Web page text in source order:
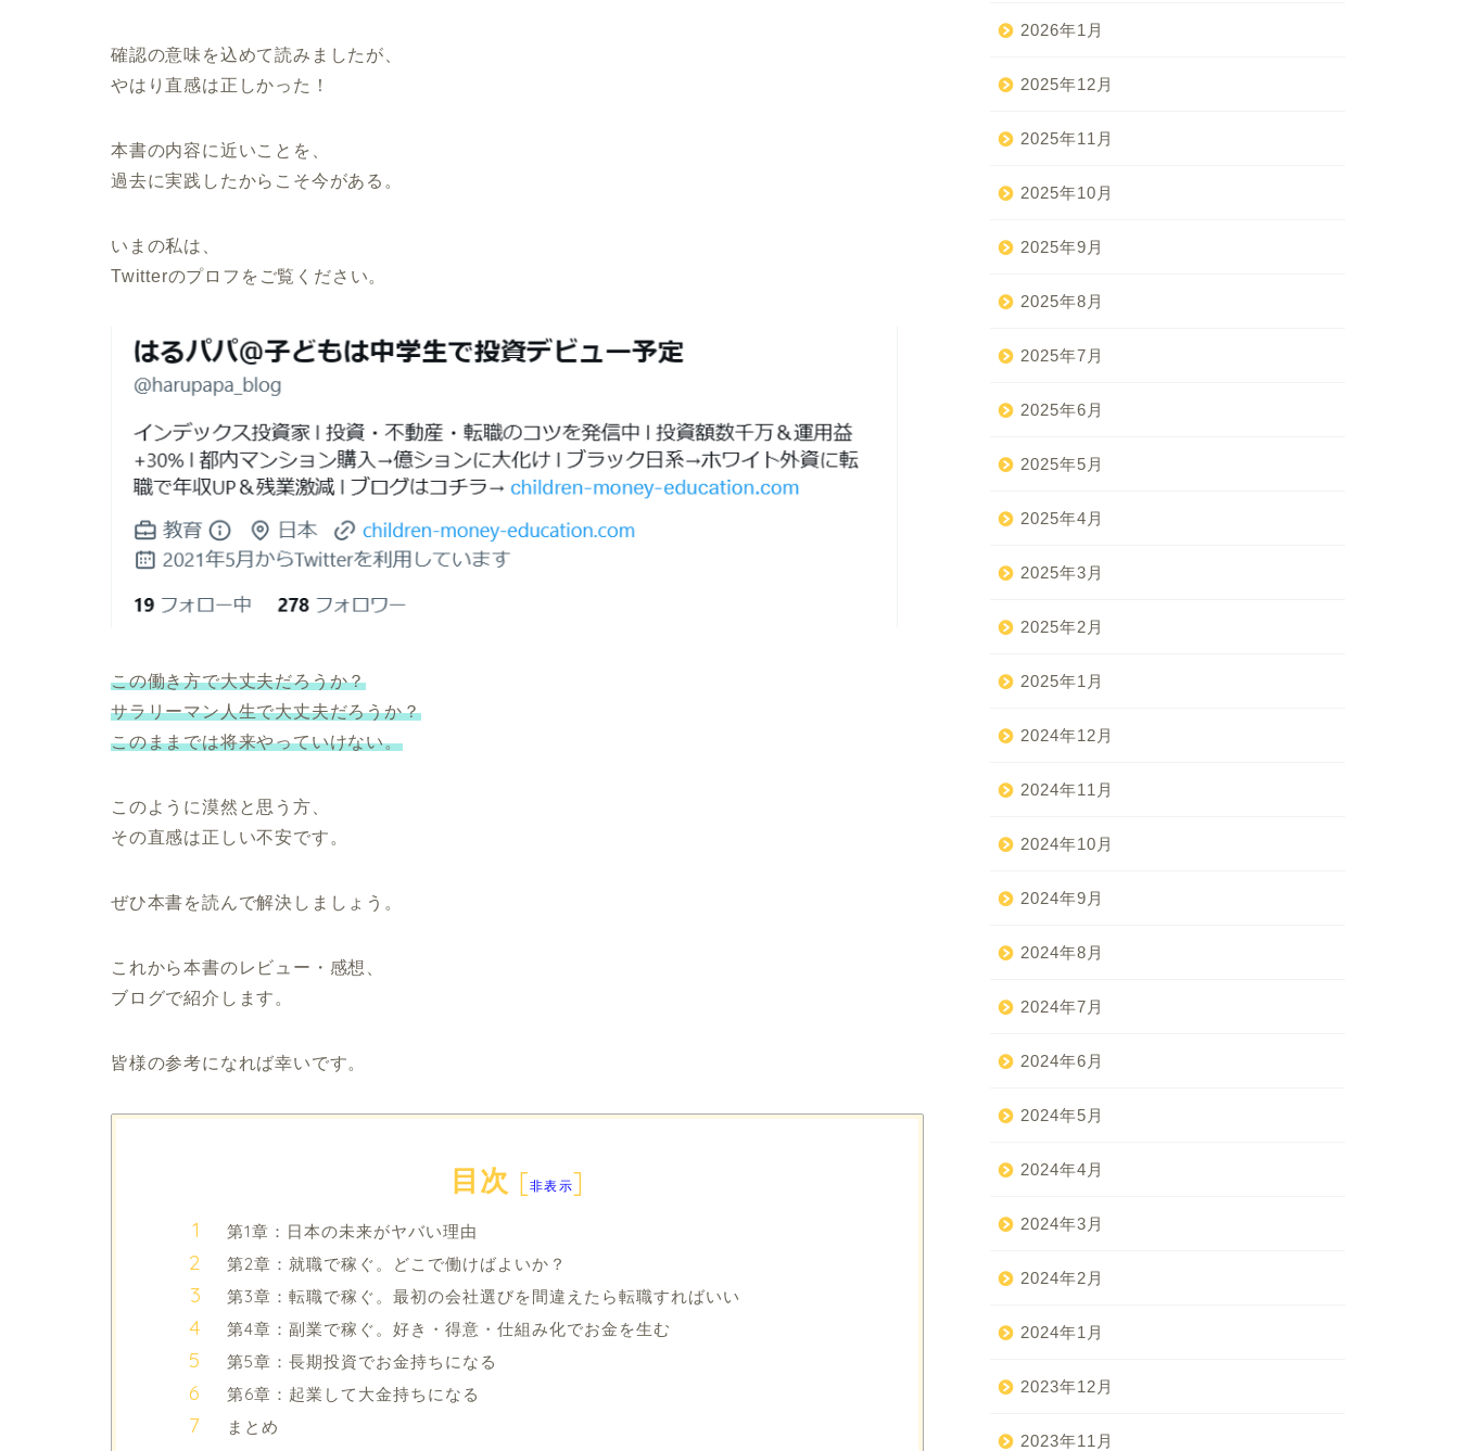
確認の意味を込めて読みましたが、
やはり直感は正しかった！
本書の内容に近いことを、
過去に実践したからこそ今がある。
いまの私は、
Twitterのプロフをご覧ください。
この働き方で大丈夫だろうか？
サラリーマン人生で大丈夫だろうか？
このままでは将来やっていけない。
このように漠然と思う方、
その直感は正しい不安です。
ぜひ本書を読んで解決しましょう。
これから本書のレビュー・感想、
ブログで紹介します。
皆様の参考になれば幸いです。
目次 [非表示]
第1章：日本の未来がヤバい理由
第2章：就職で稼ぐ。どこで働けばよいか？
第3章：転職で稼ぐ。最初の会社選びを間違えたら転職すればいい
第4章：副業で稼ぐ。好き・得意・仕組み化でお金を生む
第5章：長期投資でお金持ちになる
第6章：起業して大金持ちになる
まとめ
2026年1月
2025年12月
2025年11月
2025年10月
2025年9月
2025年8月
2025年7月
2025年6月
2025年5月
2025年4月
2025年3月
2025年2月
2025年1月
2024年12月
2024年11月
2024年10月
2024年9月
2024年8月
2024年7月
2024年6月
2024年5月
2024年4月
2024年3月
2024年2月
2024年1月
2023年12月
2023年11月